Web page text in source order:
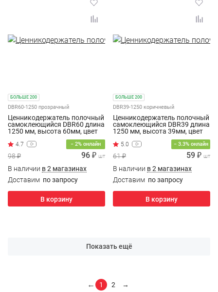
БОЛЬШЕ 200
DBR60-1250 прозрачный
Ценникодержатель полочный
самоклеющийся DBR60 длина
1250 мм, высота 60мм, цвет
4.7 − 2% онлайн
98 ₽ 96 ₽ шт
В наличии в 2 магазинах
Доставим по запросу
В корзину
БОЛЬШЕ 200
DBR39-1250 коричневый
Ценникодержатель полочный
самоклеющийся DBR39 длина
1250 мм, высота 39мм, цвет
5.0 − 3.3% онлайн
61 ₽ 59 ₽ шт
В наличии в 2 магазинах
Доставим по запросу
В корзину
Показать ещё
← 1 2 →